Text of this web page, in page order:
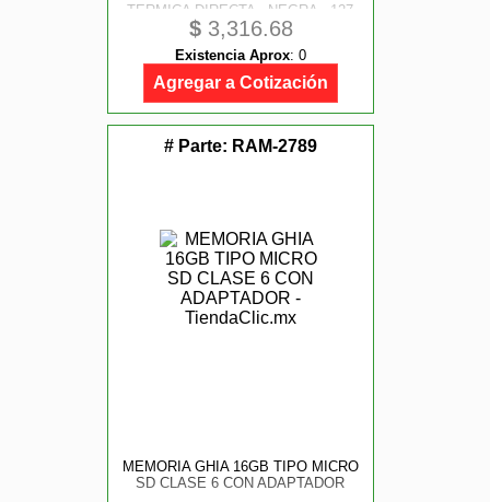
TERMICA DIRECTA - NEGRA - 127
MM/ S - USB - IMP. COD. 1D Y 2D -
1 ANIO DE GARANTIA
$3,316.68
Existencia Aprox: 0
Agregar a Cotización
# Parte: RAM-2789
MEMORIA GHIA 16GB TIPO MICRO
SD CLASE 6 CON ADAPTADOR